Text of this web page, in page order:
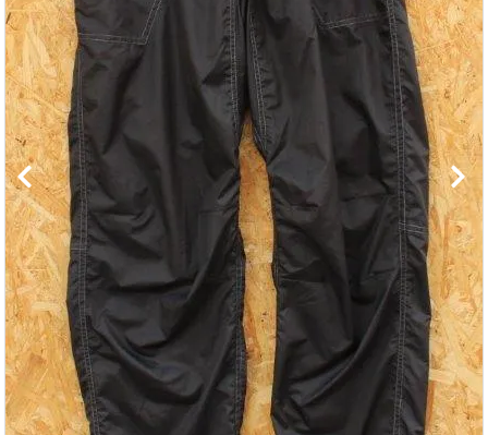
買取案内
レンタル・修理
店舗情報
POLICY
INFORMATION
ACCOUNT MENU
ようこそ ゲスト 様
meeting_room ログイン person 新規会員登録